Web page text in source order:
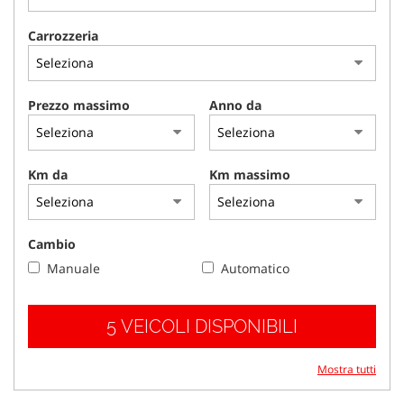
Carrozzeria
Prezzo massimo Anno da
Km da Km massimo
Cambio
Manuale
Automatico
5 VEICOLI DISPONIBILI
Mostra tutti
adottiamo
per
offrire
funzionalità
svolgere
le
attività
seguito
descritte.
Per
ottenere
e